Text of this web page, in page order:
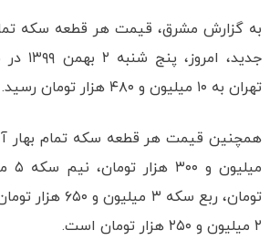
به گزارش مشرق، قیمت هر قطعه سکه
جدید،
تهران به ۱۰ میلیون و ۴۸۰ هزار تومان رسید.
تومان، ربع سکه ۳
۲ میلیون و ۲۵۰ هزار تومان است.